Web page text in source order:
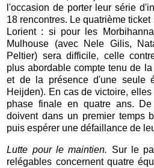
l'occasion de porter leur série
18 rencontres. Le quatrième
Lorient : si pour les
Mulhouse (avec Nele Gilis,
Peltier) sera difficile, celle
plus abordable compte tenu de
et de la présence d'une seule
Heijden). En cas de victoire,
phase finale en quatre ans.
doivent dans un premier temps
puis espérer une défaillance de
Lutte pour le maintien. Sur le
relégables concernent quatre